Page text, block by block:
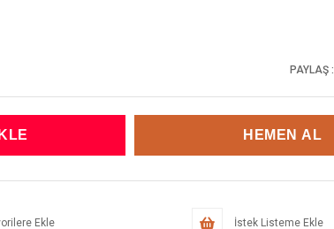
PAYLAŞ :
Ekle İstek Listeme Ekle